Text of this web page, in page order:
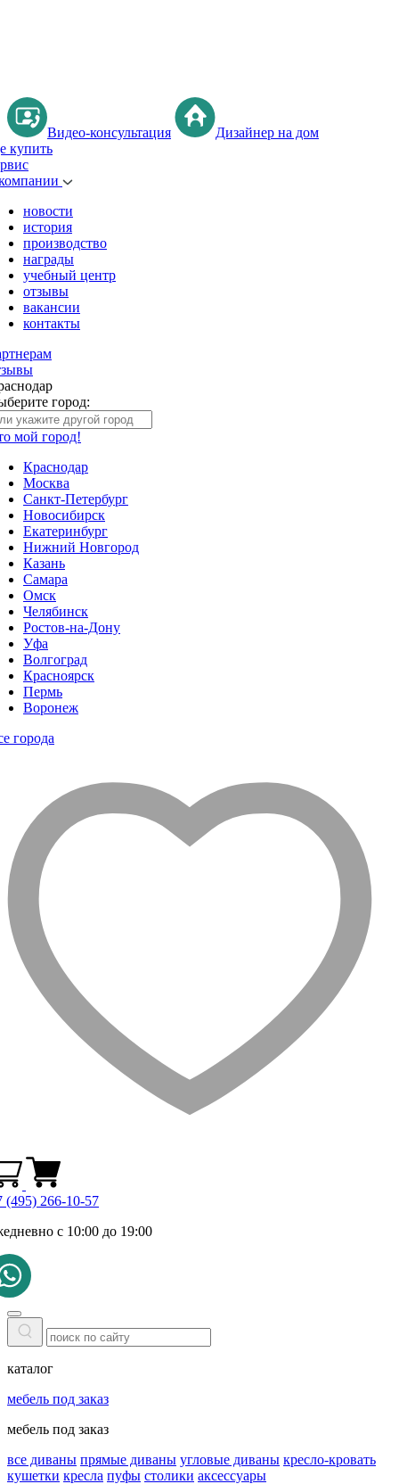
Видео-консультация
Дизайнер на дом
купить
новости
история
производство
награды
учебный центр
отзывы
вакансии
контакты
город:
мой город!
Краснодар
Москва
Санкт-Петербург
Новосибирск
Екатеринбург
Нижний Новгород
Казань
Самара
Омск
Челябинск
Ростов-на-Дону
Уфа
Волгоград
Красноярск
Пермь
Воронеж
города
(495) 266-10-57
с 10:00 до 19:00
каталог
мебель под заказ
мебель под заказ
все диваны прямые диваны угловые диваны кресло-кровать
кушетки кресла пуфы столики аксессуары